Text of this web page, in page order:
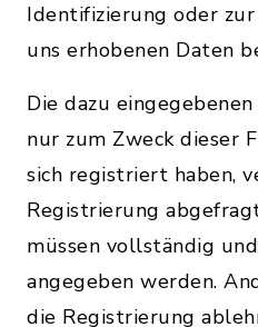
Identifizierung oder
uns erhobenen Daten
Die dazu
nur zum Zweck dieser
sich registriert haben,
Registrierung
müssen vollständig
angegeben werden.
die Registrierung